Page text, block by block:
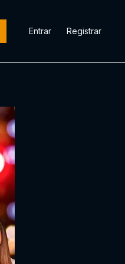
Entrar Registrar